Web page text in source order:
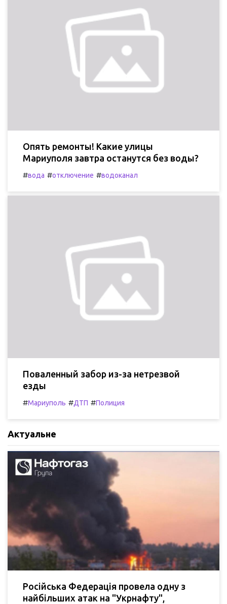
Опять ремонты! Какие улицы
Мариуполя завтра останутся без воды?
#вода #отключение #водоканал
Поваленный забор из-за нетрезвой
езды
#Мариуполь #ДТП #Полиция
Актуальне
Російська Федерація провела одну з
найбільших атак на "Укрнафту",